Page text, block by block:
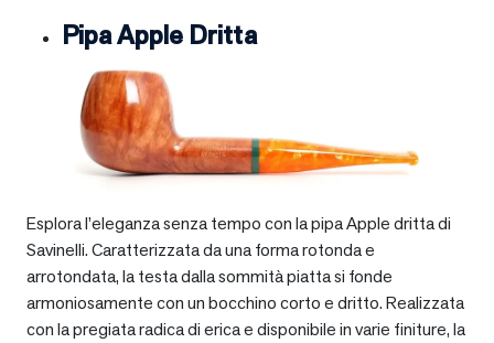
Pipa Apple Dritta
Esplora l’eleganza senza tempo con la pipa Apple dritta di
Savinelli. Caratterizzata da una forma rotonda e
arrotondata, la testa dalla sommità piatta si fonde
armoniosamente con un bocchino corto e dritto. Realizzata
con la pregiata radica di erica e disponibile in varie finiture, la